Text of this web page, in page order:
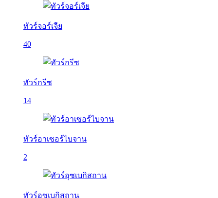
ทัวร์จอร์เจีย
40
ทัวร์กรีซ
14
ทัวร์อาเซอร์ไบจาน
2
ทัวร์อุซเบกิสถาน